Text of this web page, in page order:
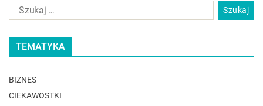
TEMATYKA
BIZNES
CIEKAWOSTKI